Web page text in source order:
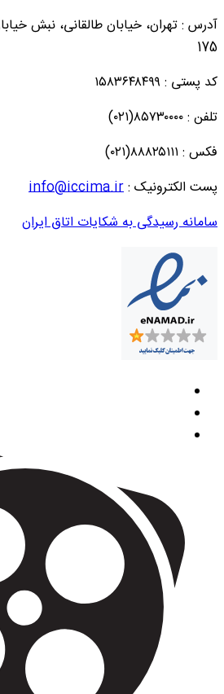
آدرس : تهران، خیابان طالقانی، نبش
175
کد پستی : ۱۵۸۳۶۴۸۴۹۹
تلفن : ۸۵۷۳۰۰۰۰(۰۲۱)
فکس : ۸۸۸۲۵۱۱۱(۰۲۱)
پست الکترونیک :info@iccima.ir
سامانه رسیدگی به شکایات اتاق ایران